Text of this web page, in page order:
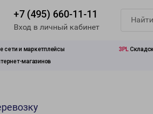
+7 (495) 660-11-11
Вход в личный кабинет
сети и маркетплейсы 3PL
магазинов